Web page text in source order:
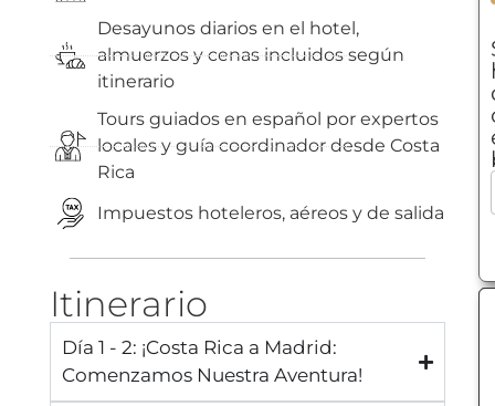
Desayunos diarios en el hotel,
almuerzos y cenas incluidos según
itinerario
Tours guiados en español por expertos
locales y guía coordinador desde Costa
Rica
Impuestos hoteleros, aéreos y de salida
Itinerario
Día 1 - 2: ¡Costa Rica a Madrid:
Comenzamos Nuestra Aventura!